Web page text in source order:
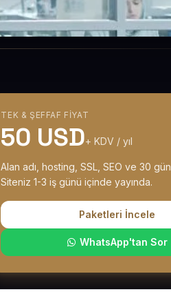
TEK & ŞEFFAF FIYAT
50 USD+ KDV / yıl
Alan adı, hosting, SSL, SEO ve 30
Siteniz 1-3 iş günü içinde yayında.
Paketleri İncele
WhatsApp'tan Sor